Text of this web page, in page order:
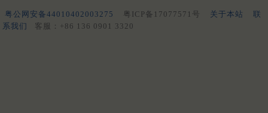
粤公网安备44010402003275 粤ICP备17077571号 关于本站
联
系我们
客服：+86 136 0901 3320